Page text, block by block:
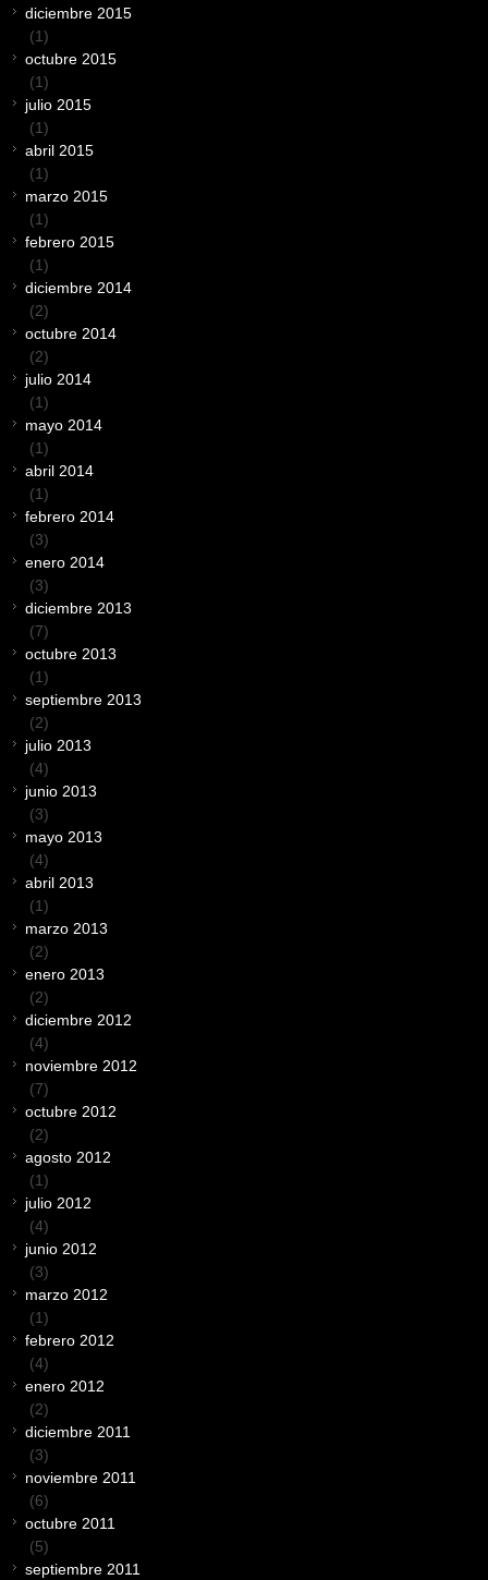
diciembre 2015
(1)
octubre 2015
(1)
julio 2015
(1)
abril 2015
(1)
marzo 2015
(1)
febrero 2015
(1)
diciembre 2014
(2)
octubre 2014
(2)
julio 2014
(1)
mayo 2014
(1)
abril 2014
(1)
febrero 2014
(3)
enero 2014
(3)
diciembre 2013
(7)
octubre 2013
(1)
septiembre 2013
(2)
julio 2013
(4)
junio 2013
(3)
mayo 2013
(4)
abril 2013
(1)
marzo 2013
(2)
enero 2013
(2)
diciembre 2012
(4)
noviembre 2012
(7)
octubre 2012
(2)
agosto 2012
(1)
julio 2012
(4)
junio 2012
(3)
marzo 2012
(1)
febrero 2012
(4)
enero 2012
(2)
diciembre 2011
(3)
noviembre 2011
(6)
octubre 2011
(5)
septiembre 2011